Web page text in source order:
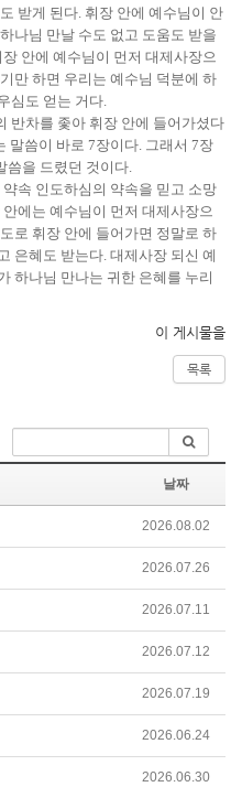
받게 된다. 휘장 안에 예수님이 안
나님 만날 수도 없고 도움도 받을
안에 예수님이 먼저 대제사장으
만 하면 우리는 예수님 덕분에 하
심도 얻는 거다.
반차를 좇아 휘장 안에 들어가셨다
말씀이 바로 7장이다. 그래서 7장
씀을 드렸던 것이다.
속 인도하심의 약속을 믿고 소망
에는 예수님이 먼저 대제사장으
로 휘장 안에 들어가면 정말로 하
은혜도 받는다. 대제사장 되신 예
하나님 만나는 귀한 은혜를 누리
이 게시물을
목록
날짜
2026.08.02
2026.07.26
2026.07.11
2026.07.12
2026.07.19
2026.06.24
2026.06.30